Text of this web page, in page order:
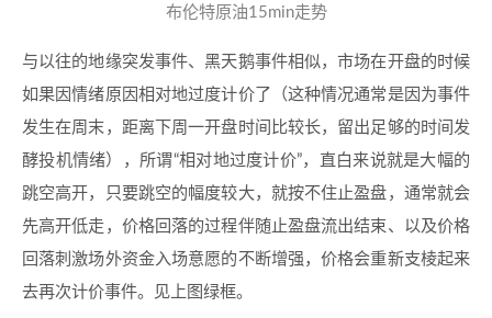
布伦特原油15min走势
与以往的地缘突发事件、黑天鹅事件相似，市场在开盘的时候
如果因情绪原因相对地过度计价了（这种情况通常是因为事件
发生在周末，距离下周一开盘时间比较长，留出足够的时间发
酵投机情绪），所谓“相对地过度计价”，直白来说就是大幅的
跳空高开，只要跳空的幅度较大，就按不住止盈盘，通常就会
先高开低走，价格回落的过程伴随止盈盘流出结束、以及价格
回落刺激场外资金入场意愿的不断增强，价格会重新支棱起来
去再次计价事件。见上图绿框。